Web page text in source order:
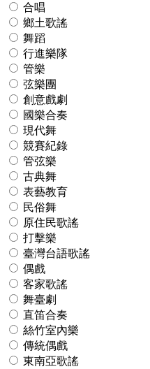
合唱
鄉土歌謠
舞蹈
行進樂隊
管樂
弦樂團
創意戲劇
國樂合奏
現代舞
競賽紀錄
管弦樂
古典舞
表藝教育
民俗舞
原住民歌謠
打擊樂
臺灣台語歌謠
偶戲
客家歌謠
舞臺劇
直笛合奏
絲竹室內樂
傳統偶戲
東南亞歌謠